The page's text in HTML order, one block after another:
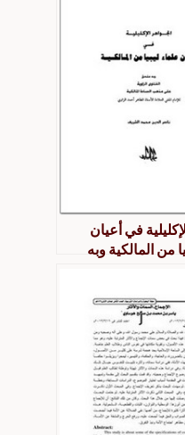
في أعيان
من المالكية وبه